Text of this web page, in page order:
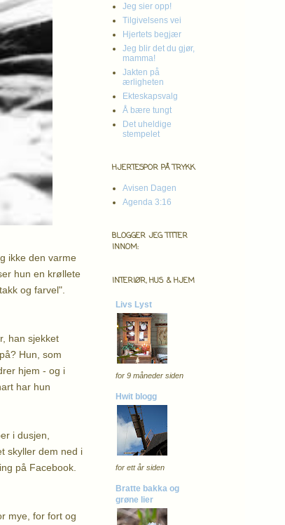
ikke den varme
hun en krøllete
og farvel".
han sjekket
Hun, som
hjem - og i
har hun
i dusjen,
skyller dem ned i
på Facebook.
mye, for fort og
Jeg sier opp!
Tilgivelsens vei
Hjertets begjær
Jeg blir det du gjør,
mamma!
Jakten på
ærligheten
Ekteskapsvalg
Å bære tungt
Det uheldige
stempelet
HJERTESPOR PÅ TRYKK
Avisen Dagen
Agenda 3:16
BLOGGER JEG TITTER
INNOM:
INTERIØR, HUS & HJEM
Livs Lyst
for 9 måneder siden
Hwit blogg
for ett år siden
Bratte bakka og
grøne lier